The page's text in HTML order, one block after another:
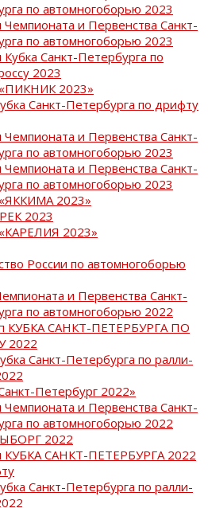
по автомногоборью 2023
Чемпионата и Первенства Санкт-
по автомногоборью 2023
Кубка Санкт-Петербурга по
2023
2023»
Санкт-Петербурга по дрифту
Чемпионата и Первенства Санкт-
по автомногоборью 2023
Чемпионата и Первенства Санкт-
по автомногоборью 2023
2023»
2023
2023»
России по автомногоборью
и Первенства Санкт-
по автомногоборью 2022
КУБКА САНКТ-ПЕТЕРБУРГА ПО
2022
Санкт-Петербурга по ралли-
Петербург 2022»
Чемпионата и Первенства Санкт-
по автомногоборью 2022
2022
КУБКА САНКТ-ПЕТЕРБУРГА 2022
Санкт-Петербурга по ралли-